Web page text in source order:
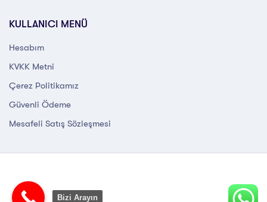
KULLANICI MENÜ
Hesabım
KVKK Metni
Çerez Politikamız
Güvenli Ödeme
Mesafeli Satış Sözleşmesi
Bizi Arayın